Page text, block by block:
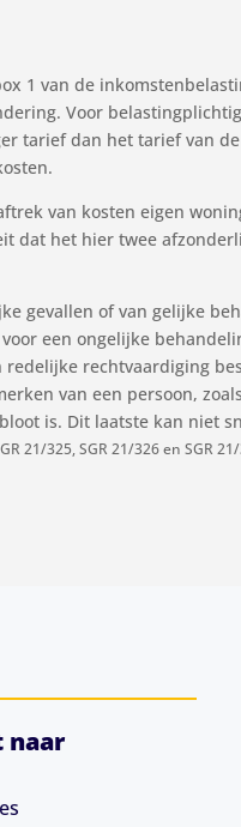
1 van de
Voor
tarief dan het tarief van
van kosten eigen
dat het hier twee
gevallen of van gelijke
een ongelijke
rechtvaardiging
van een persoon,
is. Dit laatste kan niet
21/325, SGR 21/326 en SGR
naar